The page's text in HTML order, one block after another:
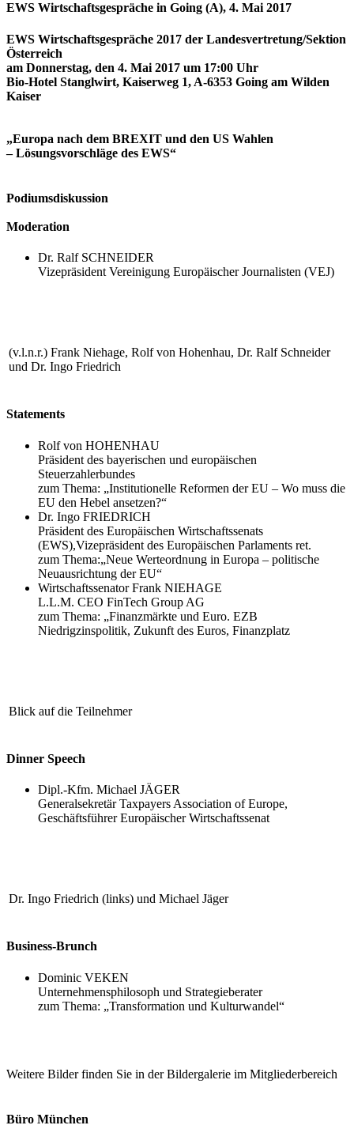
EWS Wirtschaftsgespräche in Going (A), 4. Mai 2017
EWS Wirtschaftsgespräche 2017 der Landesvertretung/Sektion
Österreich
am Donnerstag, den 4. Mai 2017 um 17:00 Uhr
Bio-Hotel Stanglwirt, Kaiserweg 1, A-6353 Going am Wilden
Kaiser
„Europa nach dem BREXIT und den US Wahlen
– Lösungsvorschläge des EWS“
Podiumsdiskussion
Moderation
Dr. Ralf SCHNEIDER
Vizepräsident Vereinigung Europäischer Journalisten (VEJ)
(v.l.n.r.) Frank Niehage, Rolf von Hohenhau, Dr. Ralf Schneider
und Dr. Ingo Friedrich
Statements
Rolf von HOHENHAU
Präsident des bayerischen und europäischen
Steuerzahlerbundes
zum Thema: „Institutionelle Reformen der EU – Wo muss die
EU den Hebel ansetzen?“
Dr. Ingo FRIEDRICH
Präsident des Europäischen Wirtschaftssenats
(EWS),Vizepräsident des Europäischen Parlaments ret.
zum Thema:„Neue Werteordnung in Europa – politische
Neuausrichtung der EU“
Wirtschaftssenator Frank NIEHAGE
L.L.M. CEO FinTech Group AG
zum Thema: „Finanzmärkte und Euro. EZB
Niedrigzinspolitik, Zukunft des Euros, Finanzplatz
Blick auf die Teilnehmer
Dinner Speech
Dipl.-Kfm. Michael JÄGER
Generalsekretär Taxpayers Association of Europe,
Geschäftsführer Europäischer Wirtschaftssenat
Dr. Ingo Friedrich (links) und Michael Jäger
Business-Brunch
Dominic VEKEN
Unternehmensphilosoph und Strategieberater
zum Thema: „Transformation und Kulturwandel“
Weitere Bilder finden Sie in der Bildergalerie im Mitgliederbereich
Büro München